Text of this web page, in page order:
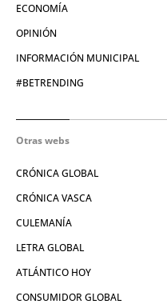
ECONOMÍA
OPINIÓN
INFORMACIÓN MUNICIPAL
#BETRENDING
Otras webs
CRÓNICA GLOBAL
CRÓNICA VASCA
CULEMANÍA
LETRA GLOBAL
ATLÁNTICO HOY
CONSUMIDOR GLOBAL